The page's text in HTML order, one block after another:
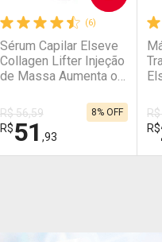
(6)
Sérum Capilar Elseve
Collagen Lifter Injeção
de Massa Aumenta o
R$ 56,59
R$51 ,93
8% OFF
R$